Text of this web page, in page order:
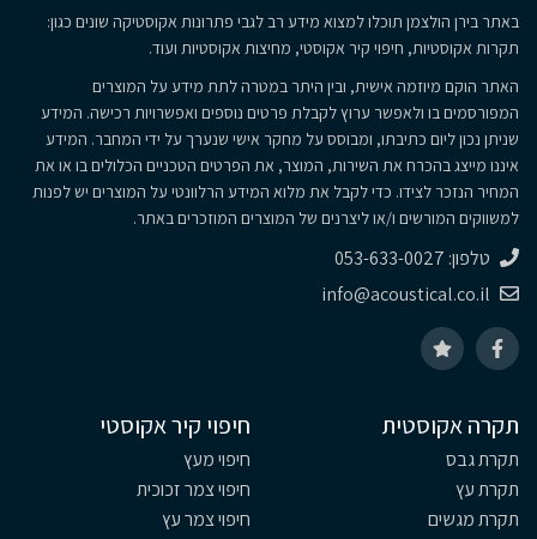
באתר בירן הולצמן תוכלו למצוא מידע רב לגבי פתרונות אקוסטיקה שונים כגון:
תקרות אקוסטיות, חיפוי קיר אקוסטי, מחיצות אקוסטיות ועוד.
האתר הוקם מיוזמה אישית, ובין היתר במטרה לתת מידע על המוצרים
המפורסמים בו ולאפשר ערוץ לקבלת פרטים נוספים ואפשרויות רכישה. המידע
שניתן נכון ליום כתיבתו, ומבוסס על מחקר אישי שנערך על ידי המחבר. המידע
איננו מייצג בהכרח את השירות, המוצר, את הפרטים הטכניים הכלולים בו או את
המחיר הנזכר לצידו. כדי לקבל את מלוא המידע הרלוונטי על המוצרים יש לפנות
למשווקים המורשים ו/או ליצרנים של המוצרים המוזכרים באתר.
טלפון: 053-633-0027
info@acoustical.co.il
תקרה אקוסטית
תקרת גבס
תקרת עץ
תקרת מגשים
חיפוי קיר אקוסטי
חיפוי מעץ
חיפוי צמר זכוכית
חיפוי צמר עץ